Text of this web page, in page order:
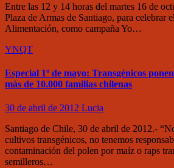
Entre las 12 y 14 horas del martes 16 de
Plaza de Armas de Santiago, para celebrar
Alimentación, como campaña Yo…
YNQT
Especial 1º de mayo: Transgénicos
más de 10.000 familias chilenas
30 de abril de 2012 Lucia
Santiago de Chile, 30 de abril de 2012.-
cultivos transgénicos, no tenemos
contaminación del polen por maíz o raps
semilleros…